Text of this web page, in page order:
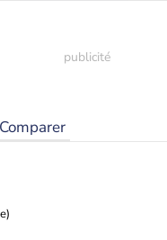
Comparer